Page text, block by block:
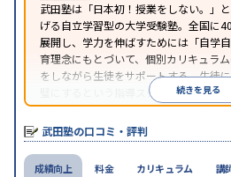
武田塾は「日本初！授業をしない。」
げる自立学習型の大学受験塾。全国に
展開し、学力を伸ばすためには「自学
育理念にもとづいて、個別カリキュラ
をしながら生徒をサポートする。生徒
璧にするという指導スタイルで、参考
で繰り返し問題を解くことで偏差値を
いる。
続きを見る
武田塾の口コミ・評判
成績向上 料金 カリキュラム 講